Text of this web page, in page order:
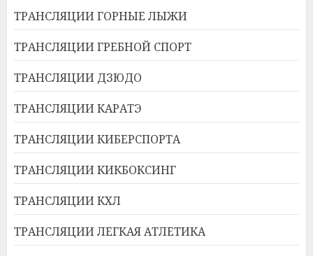
ТРАНСЛЯЦИИ ГОРНЫЕ ЛЫЖИ
ТРАНСЛЯЦИИ ГРЕБНОЙ СПОРТ
ТРАНСЛЯЦИИ ДЗЮДО
ТРАНСЛЯЦИИ КАРАТЭ
ТРАНСЛЯЦИИ КИБЕРСПОРТА
ТРАНСЛЯЦИИ КИКБОКСИНГ
ТРАНСЛЯЦИИ КХЛ
ТРАНСЛЯЦИИ ЛЕГКАЯ АТЛЕТИКА